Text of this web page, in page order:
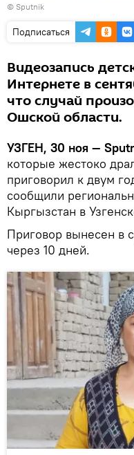
© Sputnik
Подписаться
Видеозапись
Интернете в
что случай
Ошской области.
УЗГЕН, 30 ноя —
которые жестоко
приговорил к двум
сообщили
Кыргызстан в
Приговор вынесен в
через 10 дней.